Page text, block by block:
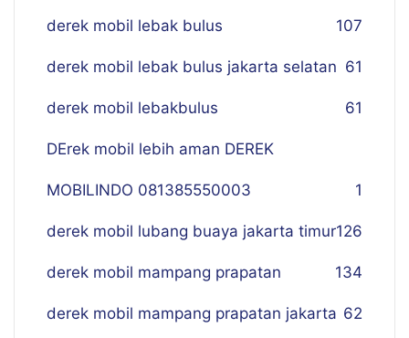
derek mobil lebak bulus 107
derek mobil lebak bulus jakarta selatan 61
derek mobil lebakbulus 61
DErek mobil lebih aman DEREK
MOBILINDO 081385550003 1
derek mobil lubang buaya jakarta timur126
derek mobil mampang prapatan 134
derek mobil mampang prapatan jakarta 62